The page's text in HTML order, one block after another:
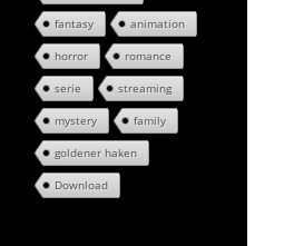
fantasy animation
horror romance
serie streaming
mystery family
goldener haken
Download